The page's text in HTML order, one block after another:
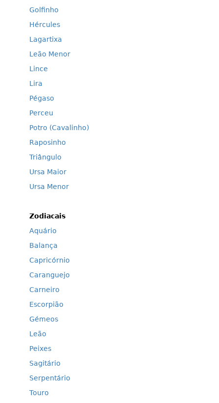
Golfinho
Hércules
Lagartixa
Leão Menor
Lince
Lira
Pégaso
Perceu
Potro (Cavalinho)
Raposinho
Triângulo
Ursa Maior
Ursa Menor
Zodiacais
Aquário
Balança
Capricórnio
Caranguejo
Carneiro
Escorpião
Gémeos
Leão
Peixes
Sagitário
Serpentário
Touro